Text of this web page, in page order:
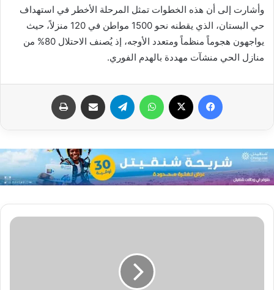
وأشارت إلى أن هذه الخطوات تمثل المرحلة الأخطر في استهداف
حي البستان، الذي يقطنه نحو 1500 مواطن في 120 منزلاً، حيث
يواجهون هجوماً منظماً ومتعدد الأوجه، إذ يُصنف الاحتلال 80% من
منازل الحي منشآت مهددة بالهدم الفوري.
فيسبوك واتساب تيلقرام مشاركة عبر البريد